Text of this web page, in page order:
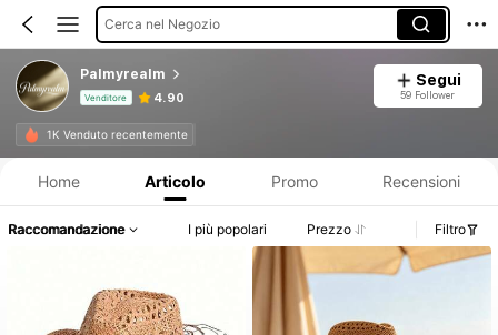
Cerca nel Negozio
Palmyrealm
Venditore 4.90
Segui
59 Follower
1K Venduto recentemente
Home Articolo Promo Recensioni
Raccomandazione I più popolari Prezzo Filtro